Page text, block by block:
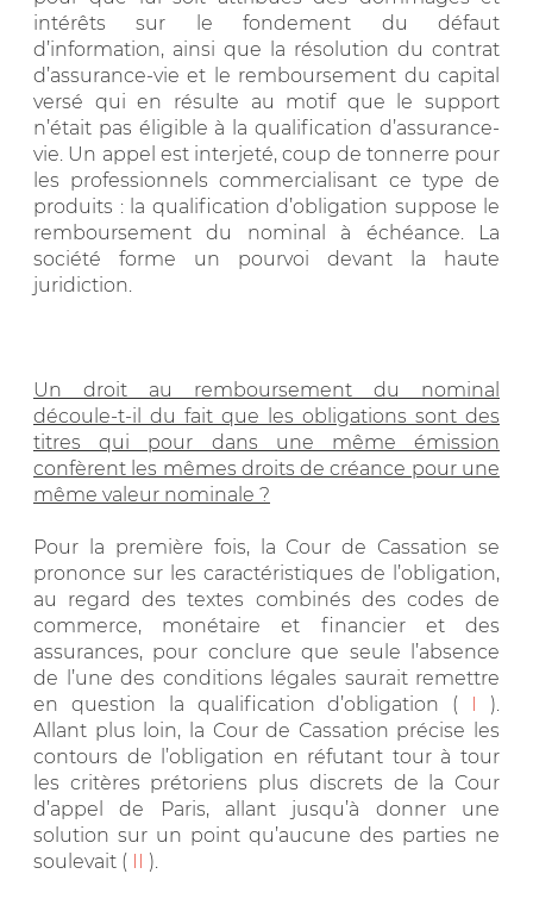
intérêts sur le fondement du défaut
d’information, ainsi que la résolution du contrat
d’assurance-vie et le remboursement du capital
versé qui en résulte au motif que le support
n’était pas éligible à la qualification d’assurance-
vie. Un appel est interjeté, coup de tonnerre pour
les professionnels commercialisant ce type de
produits : la qualification d’obligation suppose le
remboursement du nominal à échéance. La
société forme un pourvoi devant la haute
juridiction.
Un droit au remboursement du nominal
découle-t-il du fait que les obligations sont des
titres qui pour dans une même émission
confèrent les mêmes droits de créance pour une
même valeur nominale ?
Pour la première fois, la Cour de Cassation se
prononce sur les caractéristiques de l’obligation,
au regard des textes combinés des codes de
commerce, monétaire et financier et des
assurances, pour conclure que seule l’absence
de l’une des conditions légales saurait remettre
en question la qualification d’obligation ( I ).
Allant plus loin, la Cour de Cassation précise les
contours de l’obligation en réfutant tour à tour
les critères prétoriens plus discrets de la Cour
d’appel de Paris, allant jusqu’à donner une
solution sur un point qu’aucune des parties ne
soulevait ( II ).